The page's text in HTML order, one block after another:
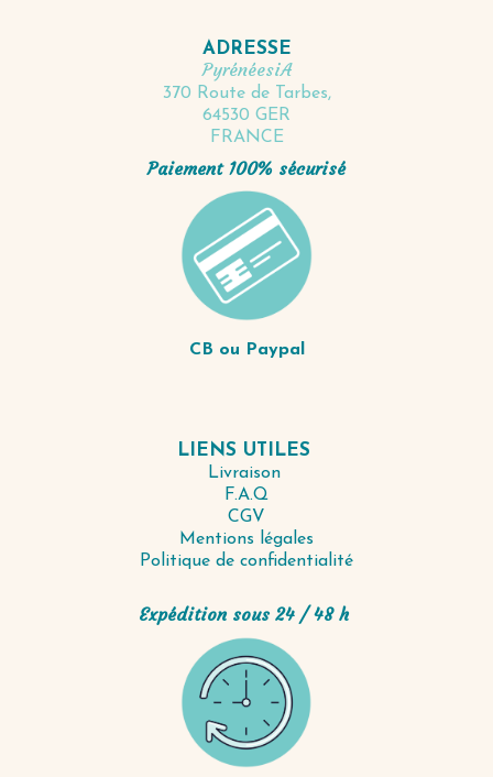
ADRESSE
PyrénéesiA
370 Route de Tarbes,
64530 GER
FRANCE
Paiement 100% sécurisé
CB ou Paypal
LIENS UTILES
Livraison
F.A.Q
CGV
Mentions légales
Politique de confidentialité
Expédition sous 24 / 48 h